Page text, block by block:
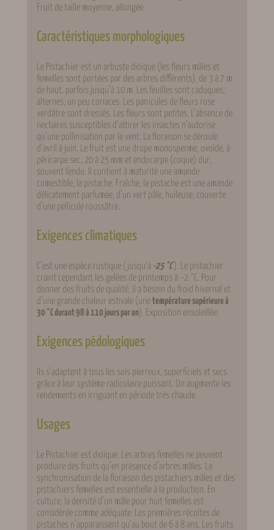
Fruit de taille moyenne, allongée.
Caractéristiques morphologiques
Le Pistachier est un arbuste dioïque (les fleurs mâles et
femelles sont portées par des arbres différents), de 3 à 7 m
de haut, parfois jusqu’à 10 m. Les feuilles sont caduques,
alternes, un peu coriaces. Les panicules de fleurs rose
verdâtre sont dressés. Les fleurs sont petites. L’absence de
nectaires susceptibles d’attirer les insectes n’autorise
qu’une pollinisation par le vent. La floraison se déroule
d’avril à juin. Le fruit est une drupe monosperme, ovoïde, à
péricarpe sec, 20 à 25 mm et endocarpe (coque) dur,
souvent fendu. Il contient à maturité une amande
comestible, la pistache. Fraîche, la pistache est une amande
délicatement parfumée, d’un vert pâle, huileuse, couverte
d’une pellicule roussâtre.
Exigences climatiques
C’est une espèce rustique (jusqu’à -25 °C). Le pistachier
craint cependant les gelées de printemps à −2 °C. Pour
donner des fruits de qualité, il a besoin du froid hivernal et
d’une grande chaleur estivale (une température supérieure à
30 °C durant 98 à 110 jours par an). Exposition ensoleillée.
Exigences pédologiques
Ils s’adaptent à tous les sols pierreux, superficiels et secs
grâce à leur système radiculaire puissant. On augmente les
rendements en irriguant en période très chaude.
Usages
Le Pistachier est dioïque. Les arbres femelles ne peuvent
produire des fruits qu’en présence d’arbres mâles. La
synchronisation de la floraison des pistachiers mâles et des
pistachiers femelles est essentielle à la production. En
culture, la densité d’un mâle pour huit femelles est
considérée comme adéquate. Les premières récoltes de
pistaches n’apparaissent qu’au bout de 6 à 8 ans. Les fruits